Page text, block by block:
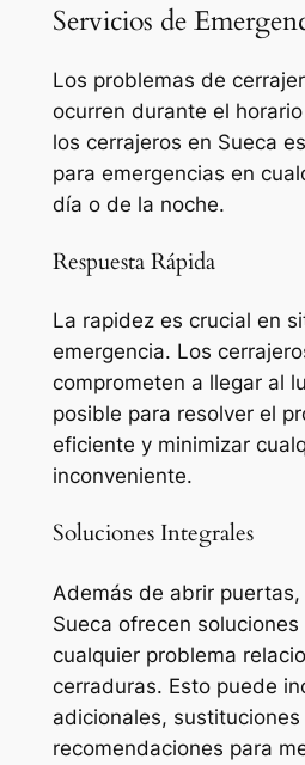
Servicios de
Los problemas de
ocurren durante el
los cerrajeros en Sueca
para emergencias en
día o de la noche.
Respuesta Rápida
La rapidez es crucial en
emergencia. Los
comprometen a llegar al
posible para resolver el
eficiente y minimizar
inconveniente.
Soluciones Integrales
Además de abrir
Sueca ofrecen
cualquier problema
cerraduras. Esto puede
adicionales, sustituciones
recomendaciones para